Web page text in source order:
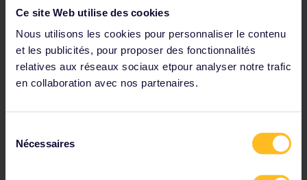
Ce site Web utilise des cookies
Nous utilisons les cookies pour personnaliser le contenu
et les publicités, pour proposer des fonctionnalités
relatives aux réseaux sociaux etpour analyser notre trafic
en collaboration avec nos partenaires.
Nécessaires